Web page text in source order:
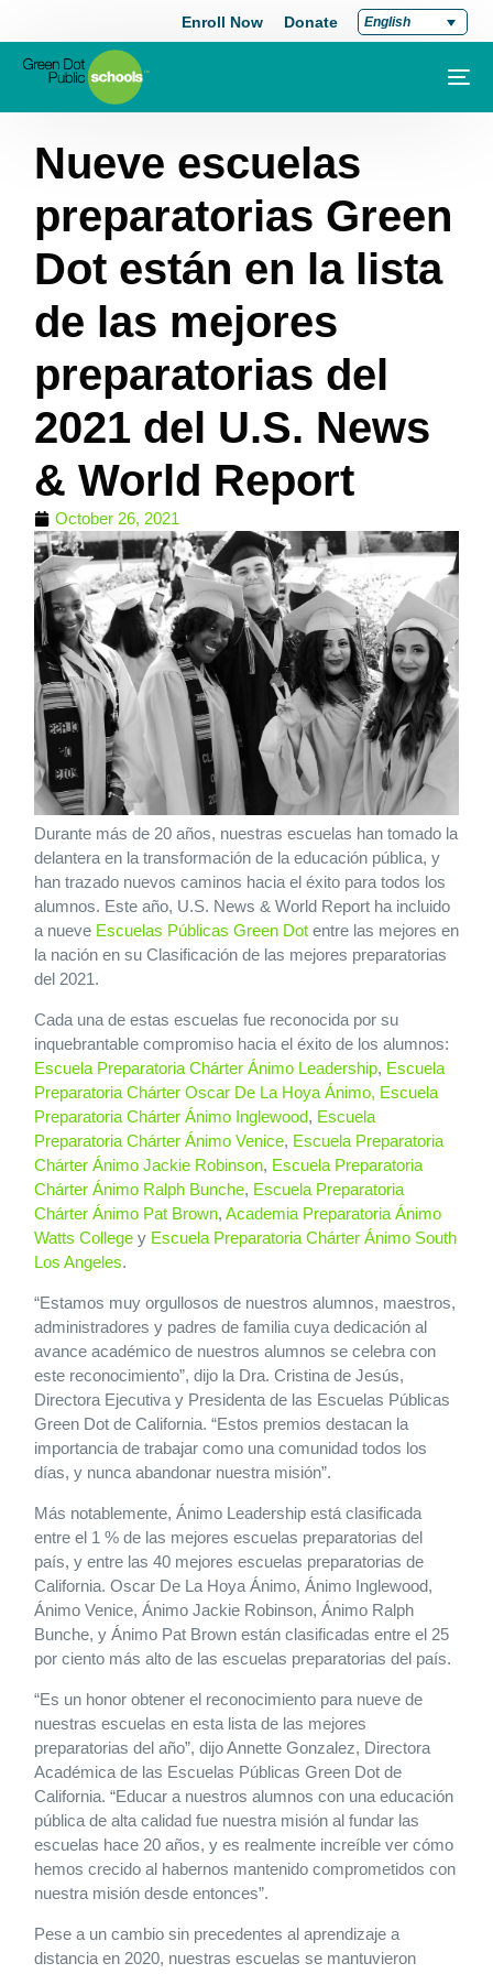
Enroll Now Donate English
Nueve escuelas
preparatorias Green
Dot están en la lista
de las mejores
preparatorias del
2021 del U.S. News
& World Report
October 26, 2021
Durante más de 20 años, nuestras escuelas han tomado la
delantera en la transformación de la educación pública, y
han trazado nuevos caminos hacia el éxito para todos los
alumnos. Este año, U.S. News & World Report ha incluido
a nueve Escuelas Públicas Green Dotentre las mejores en
la nación en su Clasificación de las mejores preparatorias
del 2021.
Cada una de estas escuelas fue reconocida por su
inquebrantable compromiso hacia el éxito de los alumnos:
Escuela Preparatoria Chárter Ánimo Leadership, Escuela
Preparatoria Chárter Oscar De La Hoya Ánimo, Escuela
Preparatoria Chárter Ánimo Inglewood, Escuela
Preparatoria Chárter Ánimo Venice, Escuela Preparatoria
Chárter Ánimo Jackie Robinson, Escuela Preparatoria
Chárter Ánimo Ralph Bunche, Escuela Preparatoria
Chárter Ánimo Pat Brown, Academia Preparatoria Ánimo
Watts Collegey Escuela Preparatoria Chárter Ánimo South
Los Angeles.
“Estamos muy orgullosos de nuestros alumnos, maestros,
administradores y padres de familia cuya dedicación al
avance académico de nuestros alumnos se celebra con
este reconocimiento”, dijo la Dra. Cristina de Jesús,
Directora Ejecutiva y Presidenta de las Escuelas Públicas
Green Dot de California. “Estos premios destacan la
importancia de trabajar como una comunidad todos los
días, y nunca abandonar nuestra misión”.
Más notablemente, Ánimo Leadership está clasificada
entre el 1 % de las mejores escuelas preparatorias del
país, y entre las 40 mejores escuelas preparatorias de
California. Oscar De La Hoya Ánimo, Ánimo Inglewood,
Ánimo Venice, Ánimo Jackie Robinson, Ánimo Ralph
Bunche, y Ánimo Pat Brown están clasificadas entre el 25
por ciento más alto de las escuelas preparatorias del país.
“Es un honor obtener el reconocimiento para nueve de
nuestras escuelas en esta lista de las mejores
preparatorias del año”, dijo Annette Gonzalez, Directora
Académica de las Escuelas Públicas Green Dot de
California. “Educar a nuestros alumnos con una educación
pública de alta calidad fue nuestra misión al fundar las
escuelas hace 20 años, y es realmente increíble ver cómo
hemos crecido al habernos mantenido comprometidos con
nuestra misión desde entonces”.
Pese a un cambio sin precedentes al aprendizaje a
distancia en 2020, nuestras escuelas se mantuvieron